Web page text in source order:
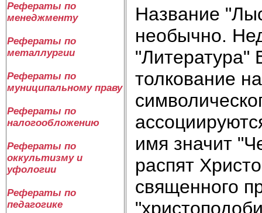
Рефераты по
менеджменту
Рефераты по
металлургии
Рефераты по
муниципальному праву
Рефераты по
налогообложению
Рефераты по
оккультизму и
уфологии
Рефераты по
педагогике
Название
необычно.
толкование
имя значит
распят
священного